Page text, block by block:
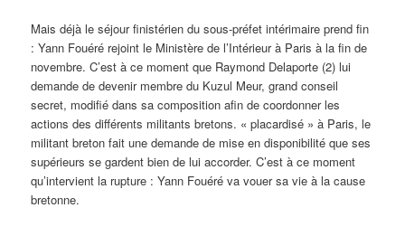
Mais déjà le séjour finistérien du sous-préfet intérimaire prend fin
: Yann Fouéré rejoint le Ministère de l’Intérieur à Paris à la fin de
novembre. C’est à ce moment que Raymond Delaporte (2) lui
demande de devenir membre du Kuzul Meur, grand conseil
secret, modifié dans sa composition afin de coordonner les
actions des différents militants bretons. « placardisé » à Paris, le
militant breton fait une demande de mise en disponibilité que ses
supérieurs se gardent bien de lui accorder. C’est à ce moment
qu’intervient la rupture : Yann Fouéré va vouer sa vie à la cause
bretonne.